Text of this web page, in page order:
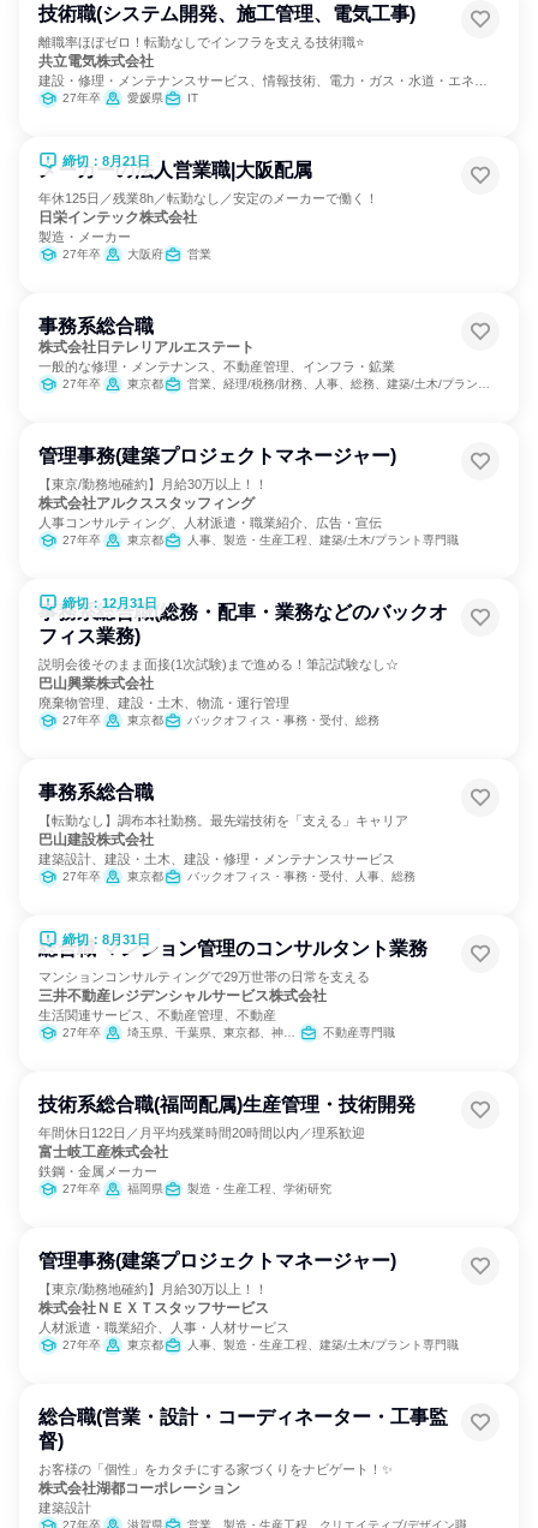
技術職(システム開発、施工管理、電気工事)
離職率ほぼゼロ！転勤なしでインフラを支える技術職⭐
共立電気株式会社
建設・修理・メンテナンスサービス、情報技術、電力・ガス・水道・エネル
ギー27年卒 愛媛県 IT
締切：8月21日
メーカーの法人営業職|大阪配属
年休125日／残業8h／転勤なし／安定のメーカーで働く！
日栄インテック株式会社
製造・メーカー
27年卒 大阪府 営業
事務系総合職
株式会社日テレリアルエステート
一般的な修理・メンテナンス、不動産管理、インフラ・鉱業
27年卒 東京都 営業、経理/税務/財務、人事、総務、建築/土木/プラント専門職
管理事務(建築プロジェクトマネージャー)
【東京/勤務地確約】月給30万以上！！
株式会社アルクススタッフィング
人事コンサルティング、人材派遣・職業紹介、広告・宣伝
27年卒 東京都 人事、製造・生産工程、建築/土木/プラント専門職
締切：12月31日
事務系総合職(総務・配車・業務などのバックオ
フィス業務)
説明会後そのまま面接(1次試験)まで進める！筆記試験なし☆
巴山興業株式会社
廃棄物管理、建設・土木、物流・運行管理
27年卒 東京都 バックオフィス・事務・受付、総務
事務系総合職
【転勤なし】調布本社勤務。最先端技術を「支える」キャリア
巴山建設株式会社
建築設計、建設・土木、建設・修理・メンテナンスサービス
27年卒 東京都 バックオフィス・事務・受付、人事、総務
締切：8月31日
総合職 マンション管理のコンサルタント業務
マンションコンサルティングで29万世帯の日常を支える
三井不動産レジデンシャルサービス株式会社
生活関連サービス、不動産管理、不動産
27年卒 埼玉県、千葉県、東京都、神奈川県、愛知県 不動産専門職
技術系総合職(福岡配属)生産管理・技術開発
年間休日122日／月平均残業時間20時間以内／理系歓迎
富士岐工産株式会社
鉄鋼・金属メーカー
27年卒 福岡県 製造・生産工程、学術研究
管理事務(建築プロジェクトマネージャー)
【東京/勤務地確約】月給30万以上！！
株式会社ＮＥＸＴスタッフサービス
人材派遣・職業紹介、人事・人材サービス
27年卒 東京都 人事、製造・生産工程、建築/土木/プラント専門職
総合職(営業・設計・コーディネーター・工事監
督)
お客様の「個性」をカタチにする家づくりをナビゲート！✨
株式会社湖都コーポレーション
建築設計
27年卒 滋賀県 営業、製造・生産工程、クリエイティブ/デザイン職、建築/土木/プラント専門職